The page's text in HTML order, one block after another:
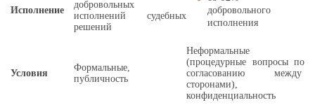
Исполнение
добровольных
исполнений судебных
решений
добровольного
исполнения
Условия
Формальные,
публичность
Неформальные
(процедурные вопросы по
согласованию между
сторонами),
конфиденциальность